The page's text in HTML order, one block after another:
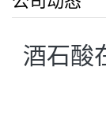
酒石酸